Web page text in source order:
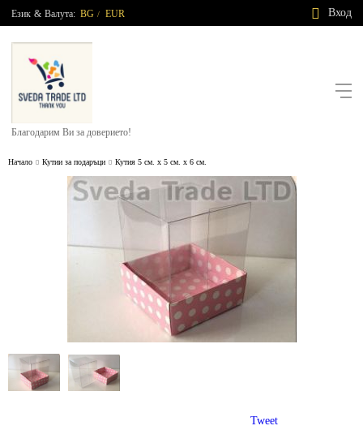
Език & Валута: BG / EUR Вход
Благодарим Ви за доверието!
Начало Кутии за подаръци Кутия 5 см. х 5 см. х 6 см.
Tweet